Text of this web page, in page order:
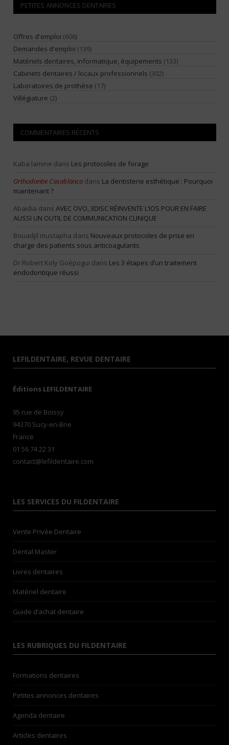
PETITES ANNONCES DENTAIRES
Offres d'emploi (606)
Demandes d'emploi (139)
Matériels dentaires, informatique, équipements (133)
Cabinets dentaires / locaux professionnels (302)
Laboratoires de prothèse (17)
Villégiature (2)
COMMENTAIRES RÉCENTS
Kaba lamine dans Les protocoles de forage
Orthodontie Casablanca dans La dentisterie esthétique : Pourquoi
maintenant ?
Abaidia dans AVEC OVO, 3DISC RÉINVENTE L’IOS POUR EN FAIRE
AUSSI UN OUTIL DE COMMUNICATION CLINIQUE
Bouadjil mustapha dans Nouveaux protocoles de prise en
charge des patients sous anticoagulants
Dr Robert Koly Goépogui dans Les 3 étapes d’un traitement
endodontique réussi
LEFILDENTAIRE, REVUE DENTAIRE
Éditions LEFILDENTAIRE
95 rue de Boissy
94370 Sucy-en-Brie
France
01 56 74 22 31
contact@lefildentaire.com
LES SERVICES DU FILDENTAIRE
Vente Privée Dentaire
Dental Master
Livres dentaires
Matériel dentaire
Guide d’achat dentaire
LES RUBRIQUES DU FILDENTAIRE
Formations dentaires
Petites annonces dentaires
Agenda dentaire
Articles dentaires